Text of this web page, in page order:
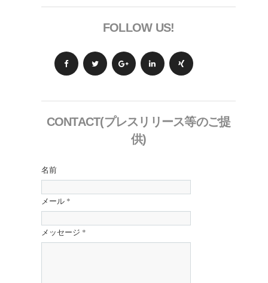
FOLLOW US!
CONTACT(プレスリリース等のご提
供)
名前
メール *
メッセージ *